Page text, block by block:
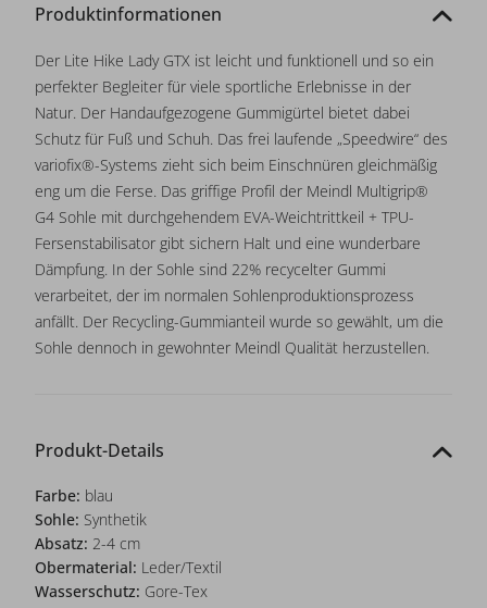
Produktinformationen
Der Lite Hike Lady GTX ist leicht und funktionell und so ein
perfekter Begleiter für viele sportliche Erlebnisse in der
Natur. Der Handaufgezogene Gummigürtel bietet dabei
Schutz für Fuß und Schuh. Das frei laufende „Speedwire“ des
variofix®-Systems zieht sich beim Einschnüren gleichmäßig
eng um die Ferse. Das griffige Profil der Meindl Multigrip®
G4 Sohle mit durchgehendem EVA-Weichtrittkeil + TPU-
Fersenstabilisator gibt sichern Halt und eine wunderbare
Dämpfung. In der Sohle sind 22% recycelter Gummi
verarbeitet, der im normalen Sohlenproduktionsprozess
anfällt. Der Recycling-Gummianteil wurde so gewählt, um die
Sohle dennoch in gewohnter Meindl Qualität herzustellen.
Produkt-Details
Farbe: blau
Sohle: Synthetik
Absatz: 2-4 cm
Obermaterial: Leder/Textil
Wasserschutz: Gore-Tex